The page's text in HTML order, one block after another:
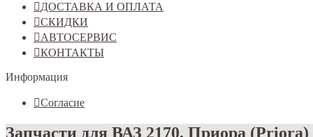
ДОСТАВКА И ОПЛАТА
СКИДКИ
АВТОСЕРВИС
КОНТАКТЫ
Информация
Согласие
Запчасти для ВАЗ 2170, Приора (Priora)